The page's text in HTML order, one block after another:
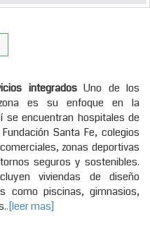
integradosUno de los
es su enfoque en la
se encuentran hospitales de
Santa Fe, colegios
zonas deportivas
seguros y sostenibles.
viviendas de diseño
como piscinas, gimnasios,
.[leer mas]